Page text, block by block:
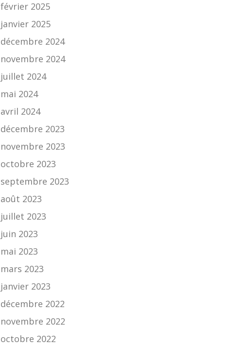
février 2025
janvier 2025
décembre 2024
novembre 2024
juillet 2024
mai 2024
avril 2024
décembre 2023
novembre 2023
octobre 2023
septembre 2023
août 2023
juillet 2023
juin 2023
mai 2023
mars 2023
janvier 2023
décembre 2022
novembre 2022
octobre 2022